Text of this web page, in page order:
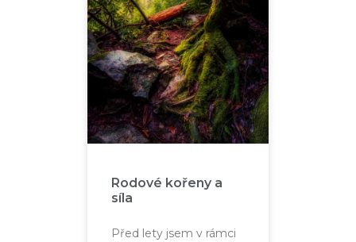
Rodové kořeny a
síla
Před lety jsem v rámci